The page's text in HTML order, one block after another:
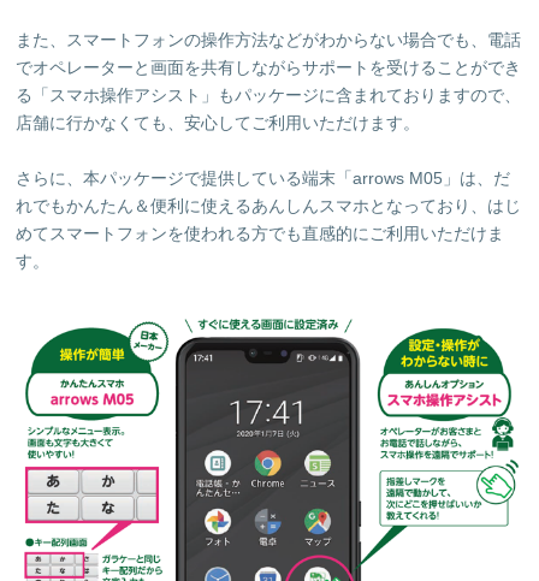
また、スマートフォンの操作方法などがわからない場合でも、電話
でオペレーターと画面を共有しながらサポートを受けることができ
る「スマホ操作アシスト」もパッケージに含まれておりますので、
店舗に行かなくても、安心してご利用いただけます。
さらに、本パッケージで提供している端末「arrows M05」は、だ
れでもかんたん＆便利に使えるあんしんスマホとなっており、はじ
めてスマートフォンを使われる方でも直感的にご利用いただけま
す。